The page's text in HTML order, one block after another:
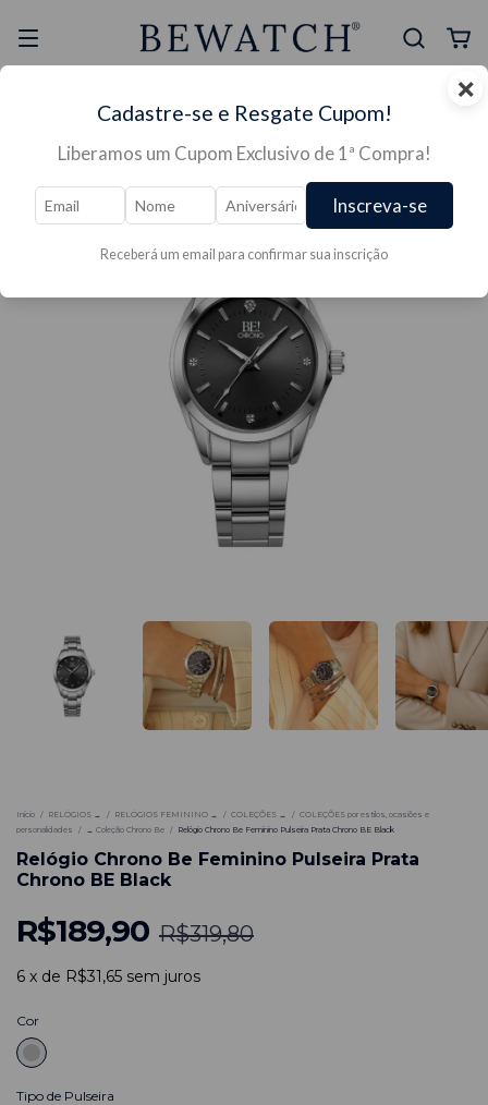
Mais Segura Lojas Físicas
Início / RELÓGIOS → / RELÓGIOS FEMININO → / COLEÇÕES → / COLEÇÕES por estilos, ocasiões e
personalidades
/ → Coleção Chrono Be / Relógio Chrono Be Feminino Pulseira Prata Chrono BE Black
Relógio Chrono Be Feminino Pulseira Prata
Chrono BE Black
R$189,90 R$319,80
6 x de R$31,65 sem juros
Cor
Tipo de Pulseira
×
Cadastre-se e Resgate Cupom!
Liberamos um Cupom Exclusivo de 1ª Compra!
Inscreva-se
Receberá um email para confirmar sua inscrição